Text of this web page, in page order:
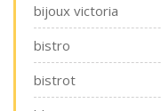
bijoux victoria
bistro
bistrot